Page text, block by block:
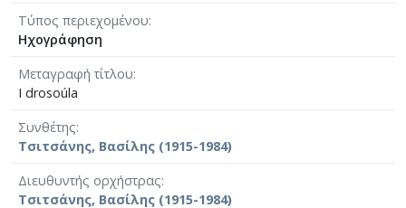
Τύπος περιεχομένου
Ηχογράφηση
Μεταγραφή τίτλου
I drosoúla
Συνθέτης
Τσιτσάνης, Βασίλης (1915-1984)
Διευθυντής ορχήστρας
Τσιτσάνης, Βασίλης (1915-1984)